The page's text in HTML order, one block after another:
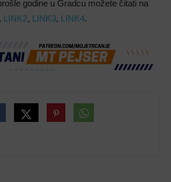
godine u Gradcu možete čitati na
, LINK2, LINK3, LINK4.